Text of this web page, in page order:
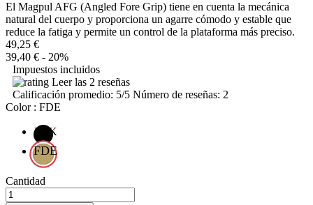
El Magpul AFG (Angled Fore Grip) tiene en cuenta la mecánica
natural del cuerpo y proporciona un agarre cómodo y estable que
reduce la fatiga y permite un control de la plataforma más preciso.
49,25 €
39,40 € - 20%
Impuestos incluidos
Leer las 2 reseñas
Calificación promedio: 5/5 Número de reseñas: 2
Color : FDE
BLK
FDE
Cantidad